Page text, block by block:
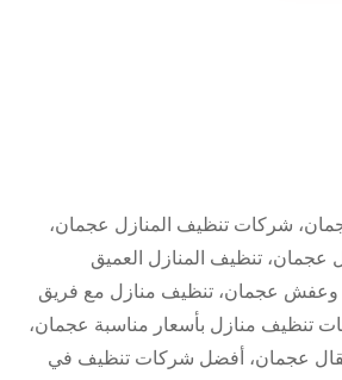
شركات تنظيف المنازل عجمان،
عجمان، تنظيف المنازل العميق
وعفش عجمان، تنظيف منازل مع فريق
تنظيف منازل بأسعار مناسبة عجمان،
عجمان، أفضل شركات تنظيف في